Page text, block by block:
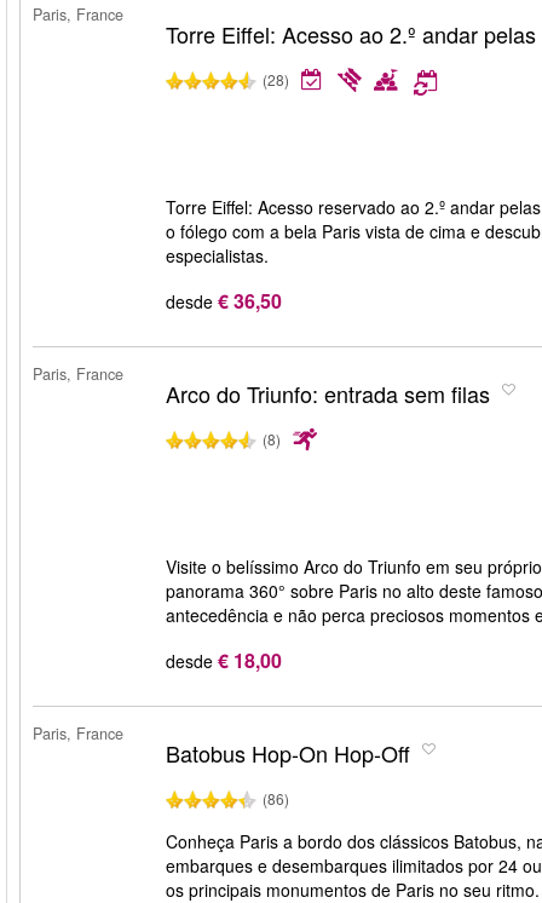
Paris, France
Torre Eiffel: Acesso ao 2.º andar
(28)
Torre Eiffel: Acesso reservado ao 2.º andar
o fólego com a bela Paris vista de cima e
especialistas.
desde € 36,50
Paris, France
Arco do Triunfo: entrada sem filas
(8)
Visite o belíssimo Arco do Triunfo em seu
panorama 360° sobre Paris no alto deste
antecedência e não perca preciosos momentos
desde € 18,00
Paris, France
Batobus Hop-On Hop-Off
(86)
Conheça Paris a bordo dos clássicos Batobus,
embarques e desembarques ilimitados por 24
os principais monumentos de Paris no seu